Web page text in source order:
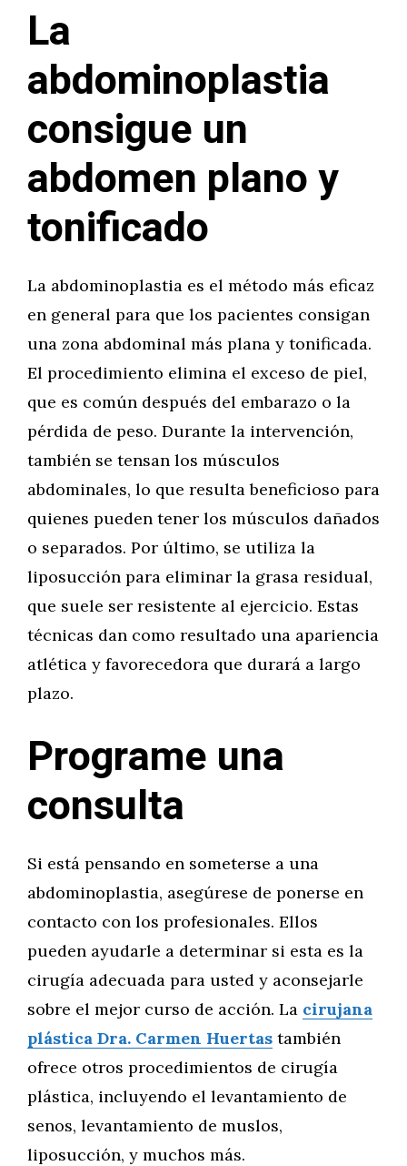
La
abdominoplastia
consigue un
abdomen plano y
tonificado
La abdominoplastia es el método más eficaz
en general para que los pacientes consigan
una zona abdominal más plana y tonificada.
El procedimiento elimina el exceso de piel,
que es común después del embarazo o la
pérdida de peso. Durante la intervención,
también se tensan los músculos
abdominales, lo que resulta beneficioso para
quienes pueden tener los músculos dañados
o separados. Por último, se utiliza la
liposucción para eliminar la grasa residual,
que suele ser resistente al ejercicio. Estas
técnicas dan como resultado una apariencia
atlética y favorecedora que durará a largo
plazo.
Programe una
consulta
Si está pensando en someterse a una
abdominoplastia, asegúrese de ponerse en
contacto con los profesionales. Ellos
pueden ayudarle a determinar si esta es la
cirugía adecuada para usted y aconsejarle
sobre el mejor curso de acción. La cirujana
plástica Dra. Carmen Huertas también
ofrece otros procedimientos de cirugía
plástica, incluyendo el levantamiento de
senos, levantamiento de muslos,
liposucción, y muchos más.